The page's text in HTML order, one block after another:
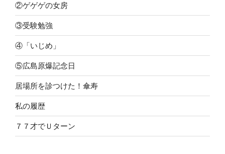
②ゲゲゲの女房
③受験勉強
④「いじめ」
⑤広島原爆記念日
居場所を診つけた！傘寿
私の履歴
７７才でＵターン